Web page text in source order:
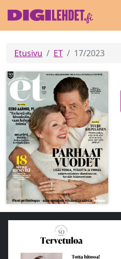
Etusivu ET 17/2023